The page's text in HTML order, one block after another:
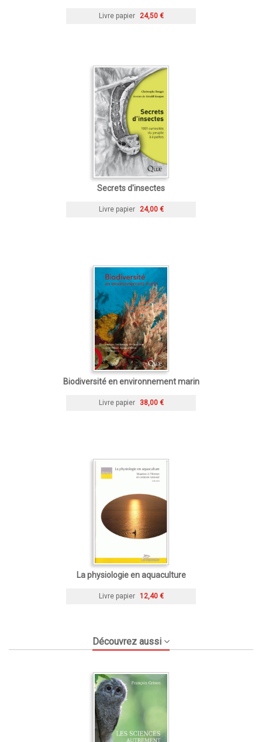
Livre papier 24,50 €
Secrets d'insectes
Livre papier 24,00 €
Biodiversité en environnement marin
Livre papier 38,00 €
La physiologie en aquaculture
Livre papier 12,40 €
Découvrez aussi